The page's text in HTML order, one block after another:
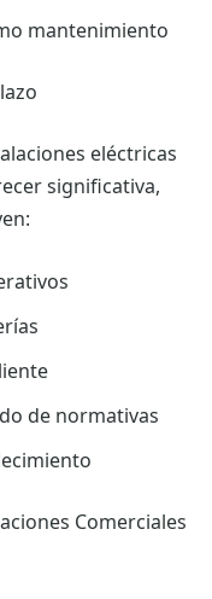
mantenimiento
eléctricas
significativa,
de normativas
Comerciales